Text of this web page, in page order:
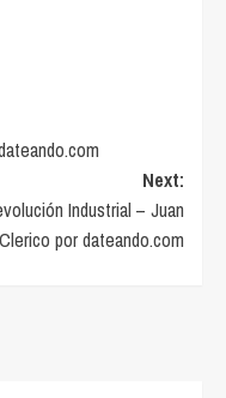
Next:
Industrial – Juan
por dateando.com